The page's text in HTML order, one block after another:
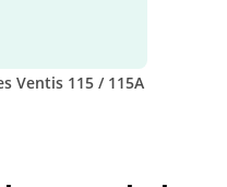
Ventis 115 / 115A